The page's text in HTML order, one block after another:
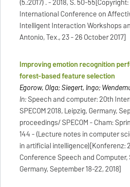
International Conference on
Intelligent Interaction Workshops
Antonio, Tex., 23 - 26 October 2017]
Improving emotion recognition
forest-based feature selection
Egorow, Olga; Siegert, Ingo;
In:Speech and computer: 20th
SPECOM 2018, Leipzig, Germany,
proceedings/ SPECOM - Cham:
144 - (Lecture notes in computer
in artificial intelligence)[Konferenz:
Conference Speech and Computer,
Germany, September 18-22, 2018]